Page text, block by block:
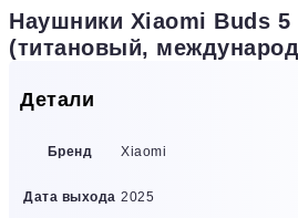
Наушники Xiaomi Buds 5
(титановый,
Детали
Бренд Xiaomi
Дата выхода 2025